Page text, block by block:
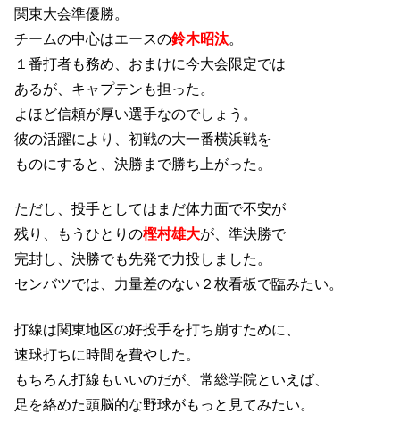
関東大会準優勝。
チームの中心はエースの鈴木昭汰。
１番打者も務め、おまけに今大会限定では
あるが、キャプテンも担った。
よほど信頼が厚い選手なのでしょう。
彼の活躍により、初戦の大一番横浜戦を
ものにすると、決勝まで勝ち上がった。
ただし、投手としてはまだ体力面で不安が
残り、もうひとりの樫村雄大が、準決勝で
完封し、決勝でも先発で力投しました。
センバツでは、力量差のない２枚看板で臨みたい。
打線は関東地区の好投手を打ち崩すために、
速球打ちに時間を費やした。
もちろん打線もいいのだが、常総学院といえば、
足を絡めた頭脳的な野球がもっと見てみたい。